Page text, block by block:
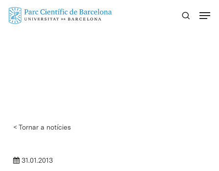
Skip
< Tornar a notícies
31.01.2013